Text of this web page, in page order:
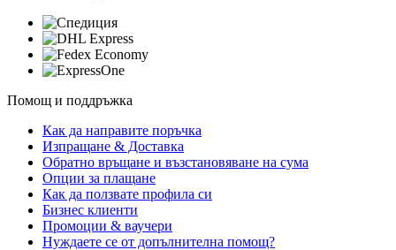
Помощ и поддръжка
Как да направите поръчка
Изпращане & Доставка
Обратно връщане и възстановяване на сума
Опции за плащане
Как да ползвате профила си
Бизнес клиенти
Промоции & ваучери
Нуждаете се от допълнителна помощ?